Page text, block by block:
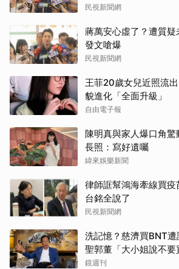
民視新聞網
蔣萬安心虛了？遭質
發文嗆爆
民視新聞網
王菲20歲女兒近照流
貌進化「全面升級」
自由電子報
陳明真與家人爆口角
長照：寫好遺囑
緯來娛樂新聞
律師誆幫鴻海牽線買
台銘全說了
民視新聞網
洗記憶？慈濟買BNT
聖郭董「大小姐說不要
事
鏡週刊